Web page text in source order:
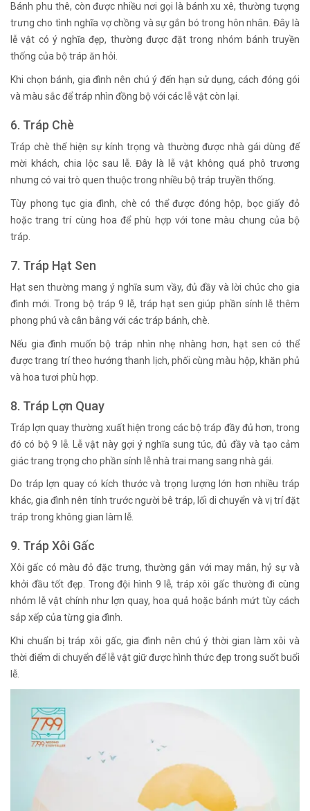
Bánh phu thê, còn được nhiều nơi gọi là bánh xu xê, thường tượng
trưng cho tình nghĩa vợ chồng và sự gắn bó trong hôn nhân. Đây là
lễ vật có ý nghĩa đẹp, thường được đặt trong nhóm bánh truyền
thống của bộ tráp ăn hỏi.
Khi chọn bánh, gia đình nên chú ý đến hạn sử dụng, cách đóng gói
và màu sắc để tráp nhìn đồng bộ với các lễ vật còn lại.
6. Tráp Chè
Tráp chè thể hiện sự kính trọng và thường được nhà gái dùng để
mời khách, chia lộc sau lễ. Đây là lễ vật không quá phô trương
nhưng có vai trò quen thuộc trong nhiều bộ tráp truyền thống.
Tùy phong tục gia đình, chè có thể được đóng hộp, bọc giấy đỏ
hoặc trang trí cùng hoa để phù hợp với tone màu chung của bộ
tráp.
7. Tráp Hạt Sen
Hạt sen thường mang ý nghĩa sum vầy, đủ đầy và lời chúc cho gia
đình mới. Trong bộ tráp 9 lễ, tráp hạt sen giúp phần sính lễ thêm
phong phú và cân bằng với các tráp bánh, chè.
Nếu gia đình muốn bộ tráp nhìn nhẹ nhàng hơn, hạt sen có thể
được trang trí theo hướng thanh lịch, phối cùng màu hộp, khăn phủ
và hoa tươi phù hợp.
8. Tráp Lợn Quay
Tráp lợn quay thường xuất hiện trong các bộ tráp đầy đủ hơn, trong
đó có bộ 9 lễ. Lễ vật này gợi ý nghĩa sung túc, đủ đầy và tạo cảm
giác trang trọng cho phần sính lễ nhà trai mang sang nhà gái.
Do tráp lợn quay có kích thước và trọng lượng lớn hơn nhiều tráp
khác, gia đình nên tính trước người bê tráp, lối di chuyển và vị trí đặt
tráp trong không gian làm lễ.
9. Tráp Xôi Gấc
Xôi gấc có màu đỏ đặc trưng, thường gắn với may mắn, hỷ sự và
khởi đầu tốt đẹp. Trong đội hình 9 lễ, tráp xôi gấc thường đi cùng
nhóm lễ vật chính như lợn quay, hoa quả hoặc bánh mứt tùy cách
sắp xếp của từng gia đình.
Khi chuẩn bị tráp xôi gấc, gia đình nên chú ý thời gian làm xôi và
thời điểm di chuyển để lễ vật giữ được hình thức đẹp trong suốt buổi
lễ.